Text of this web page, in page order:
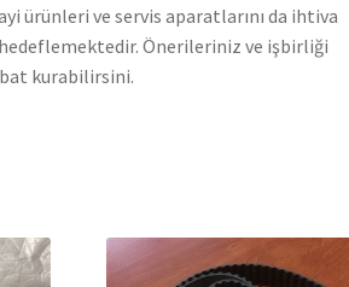
ürünleri ve servis aparatlarını da ihtiva
hedeflemektedir. Önerileriniz ve işbirliği
kurabilirsini.